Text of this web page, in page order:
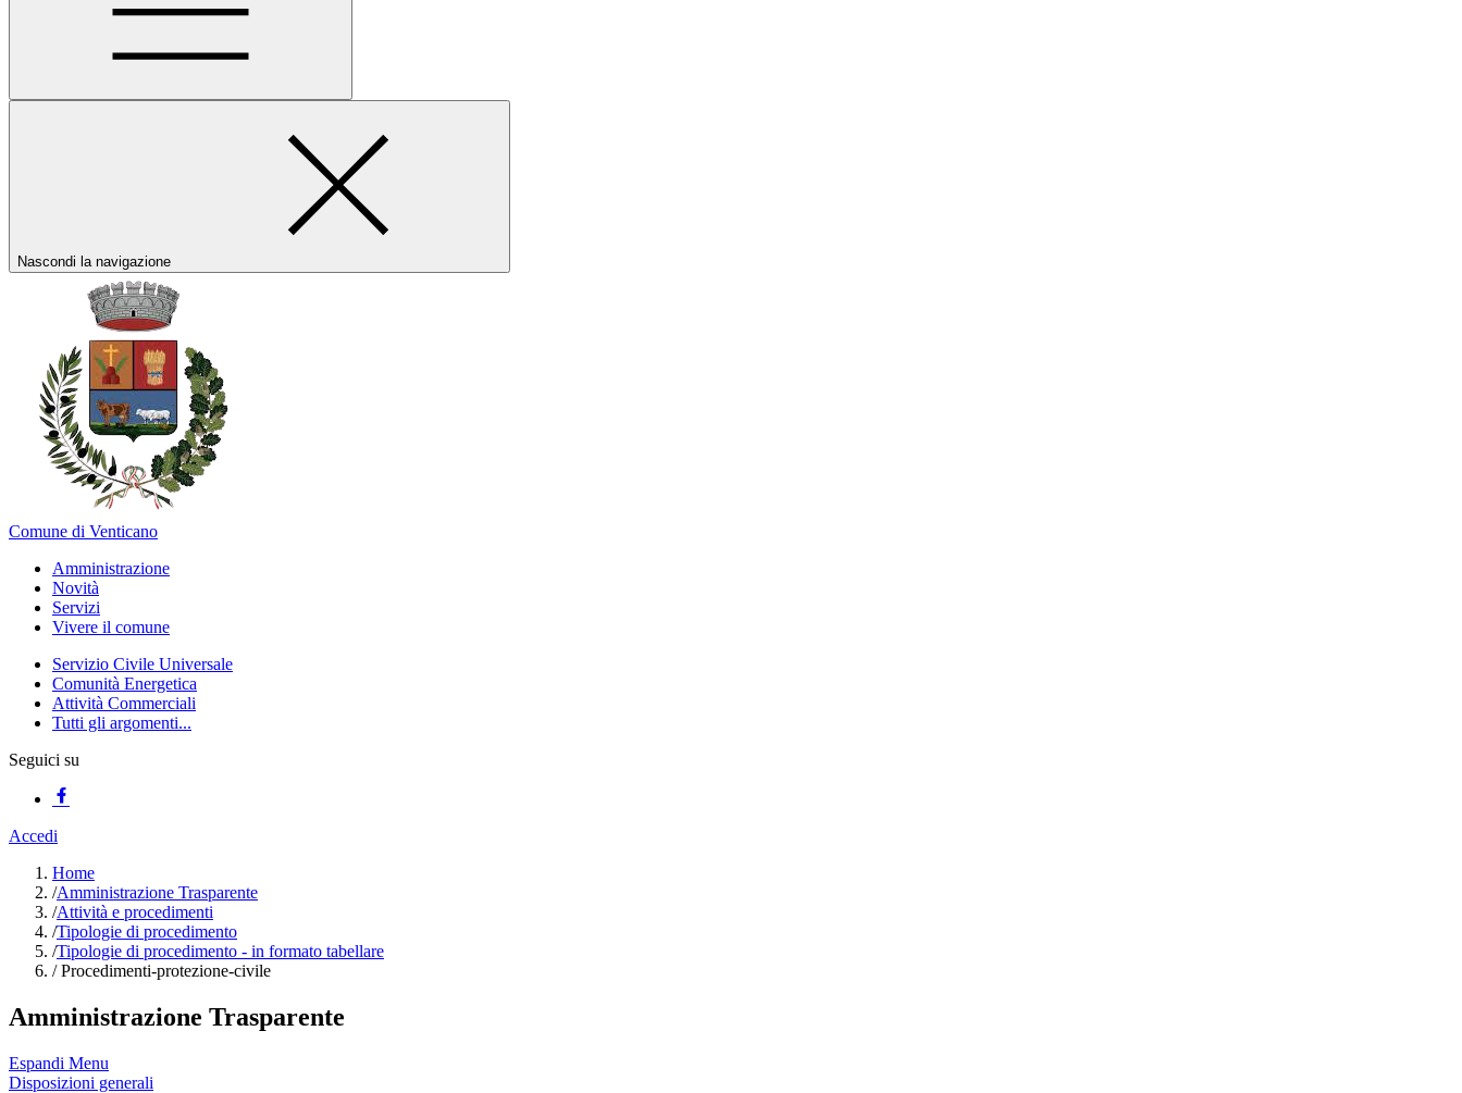
Nascondi la navigazione
Comune di Venticano
Amministrazione
Novità
Servizi
Vivere il comune
Servizio Civile Universale
Comunità Energetica
Attività Commerciali
Tutti gli argomenti...
Seguici su
Accedi
Home
/Amministrazione Trasparente
/Attività e procedimenti
/Tipologie di procedimento
/Tipologie di procedimento - in formato tabellare
/Procedimenti-protezione-civile
Amministrazione Trasparente
Espandi Menu
Disposizioni generali